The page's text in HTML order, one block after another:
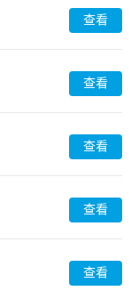
查看
查看
查看
查看
查看